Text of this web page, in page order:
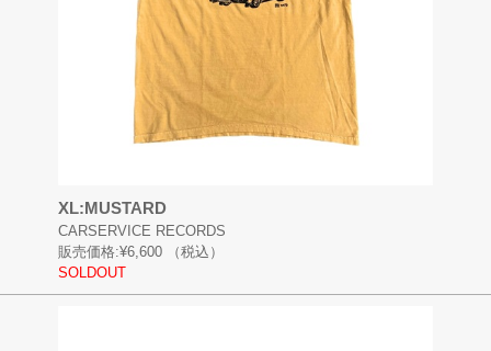
XL:MUSTARD
CARSERVICE RECORDS
販売価格:¥6,600
（税込）
SOLDOUT